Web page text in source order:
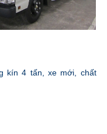
kín 4 tấn, xe mới, chất